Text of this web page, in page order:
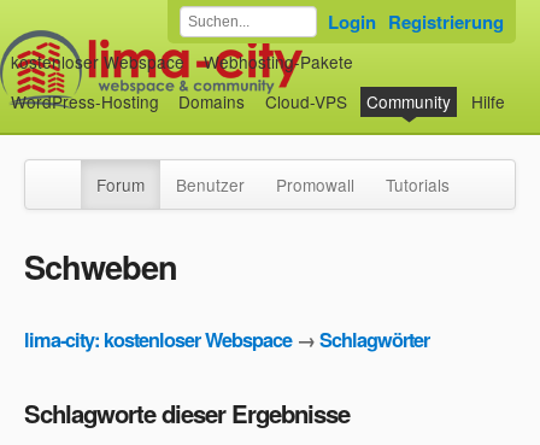
kostenloser Webspace
Webhosting-Pakete
WordPress-Hosting
Domains Cloud-VPS Community Hilfe
Login Registrierung
Forum Benutzer Promowall Tutorials
Schweben
lima-city: kostenloser Webspace→Schlagwörter
Schlagworte dieser Ergebnisse